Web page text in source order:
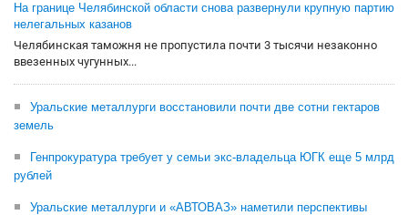
На границе Челябинской области снова развернули крупную партию
нелегальных казанов
Челябинская таможня не пропустила почти 3 тысячи незаконно
ввезенных чугунных...
Уральские металлурги восстановили почти две сотни гектаров
земель
Генпрокуратура требует у семьи экс-владельца ЮГК еще 5 млрд
рублей
Уральские металлурги и «АВТОВАЗ» наметили перспективы